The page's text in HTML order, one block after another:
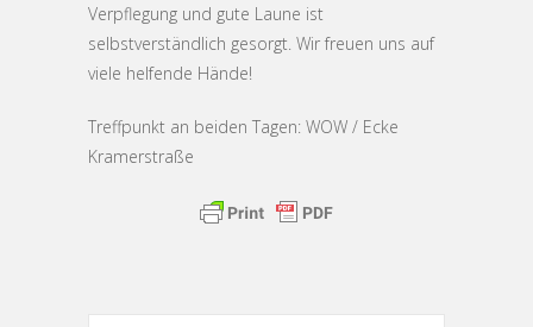
Verpflegung und gute Laune ist
selbstverständlich gesorgt. Wir freuen uns auf
viele helfende Hände!
Treffpunkt an beiden Tagen: WOW / Ecke
Kramerstraße